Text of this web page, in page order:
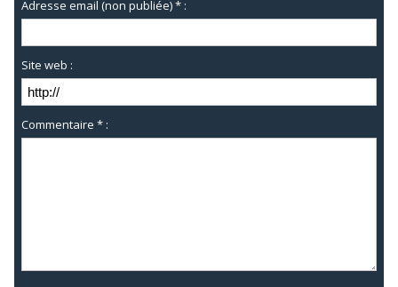
Adresse email (non publiée) * :
Site web :
Commentaire * :